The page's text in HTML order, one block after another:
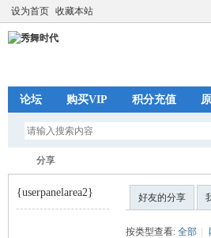
设为首页 收藏本站
论坛 购买VIP 积分充值
分享
{userpanelarea2} 好友的分享
按类型查看: 全部